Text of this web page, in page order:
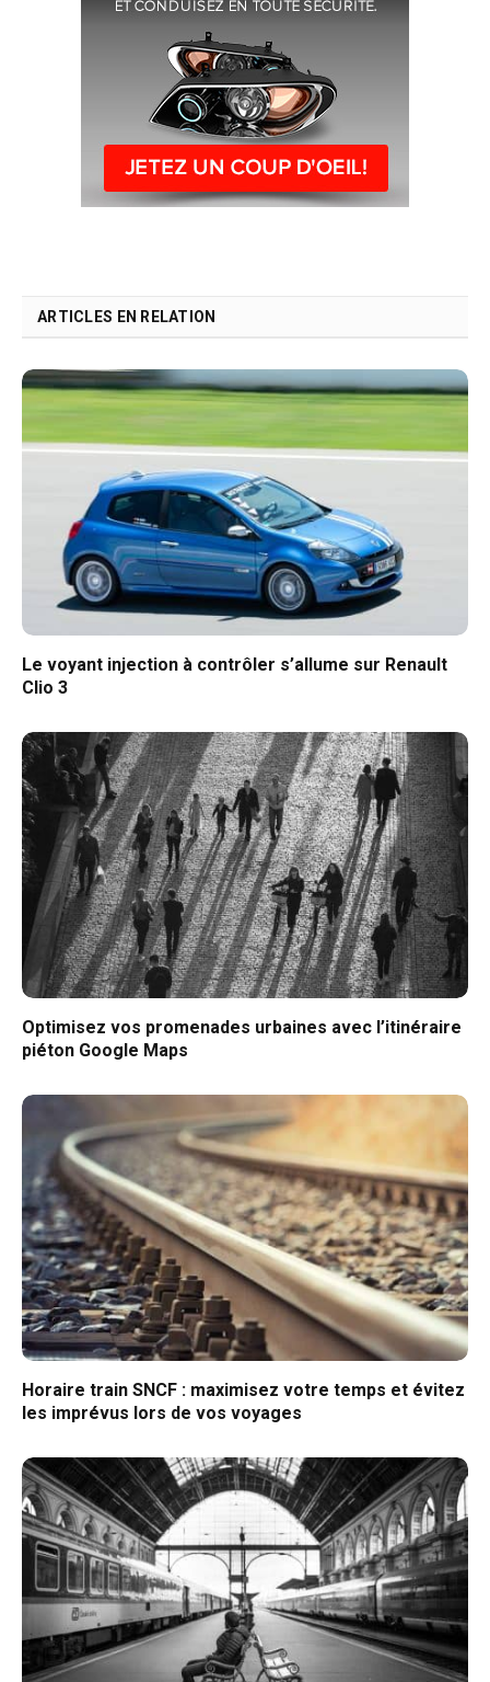
ARTICLES EN RELATION
Le voyant injection à contrôler s’allume sur Renault
Clio 3
Optimisez vos promenades urbaines avec l’itinéraire
piéton Google Maps
Horaire train SNCF : maximisez votre temps et évitez
les imprévus lors de vos voyages